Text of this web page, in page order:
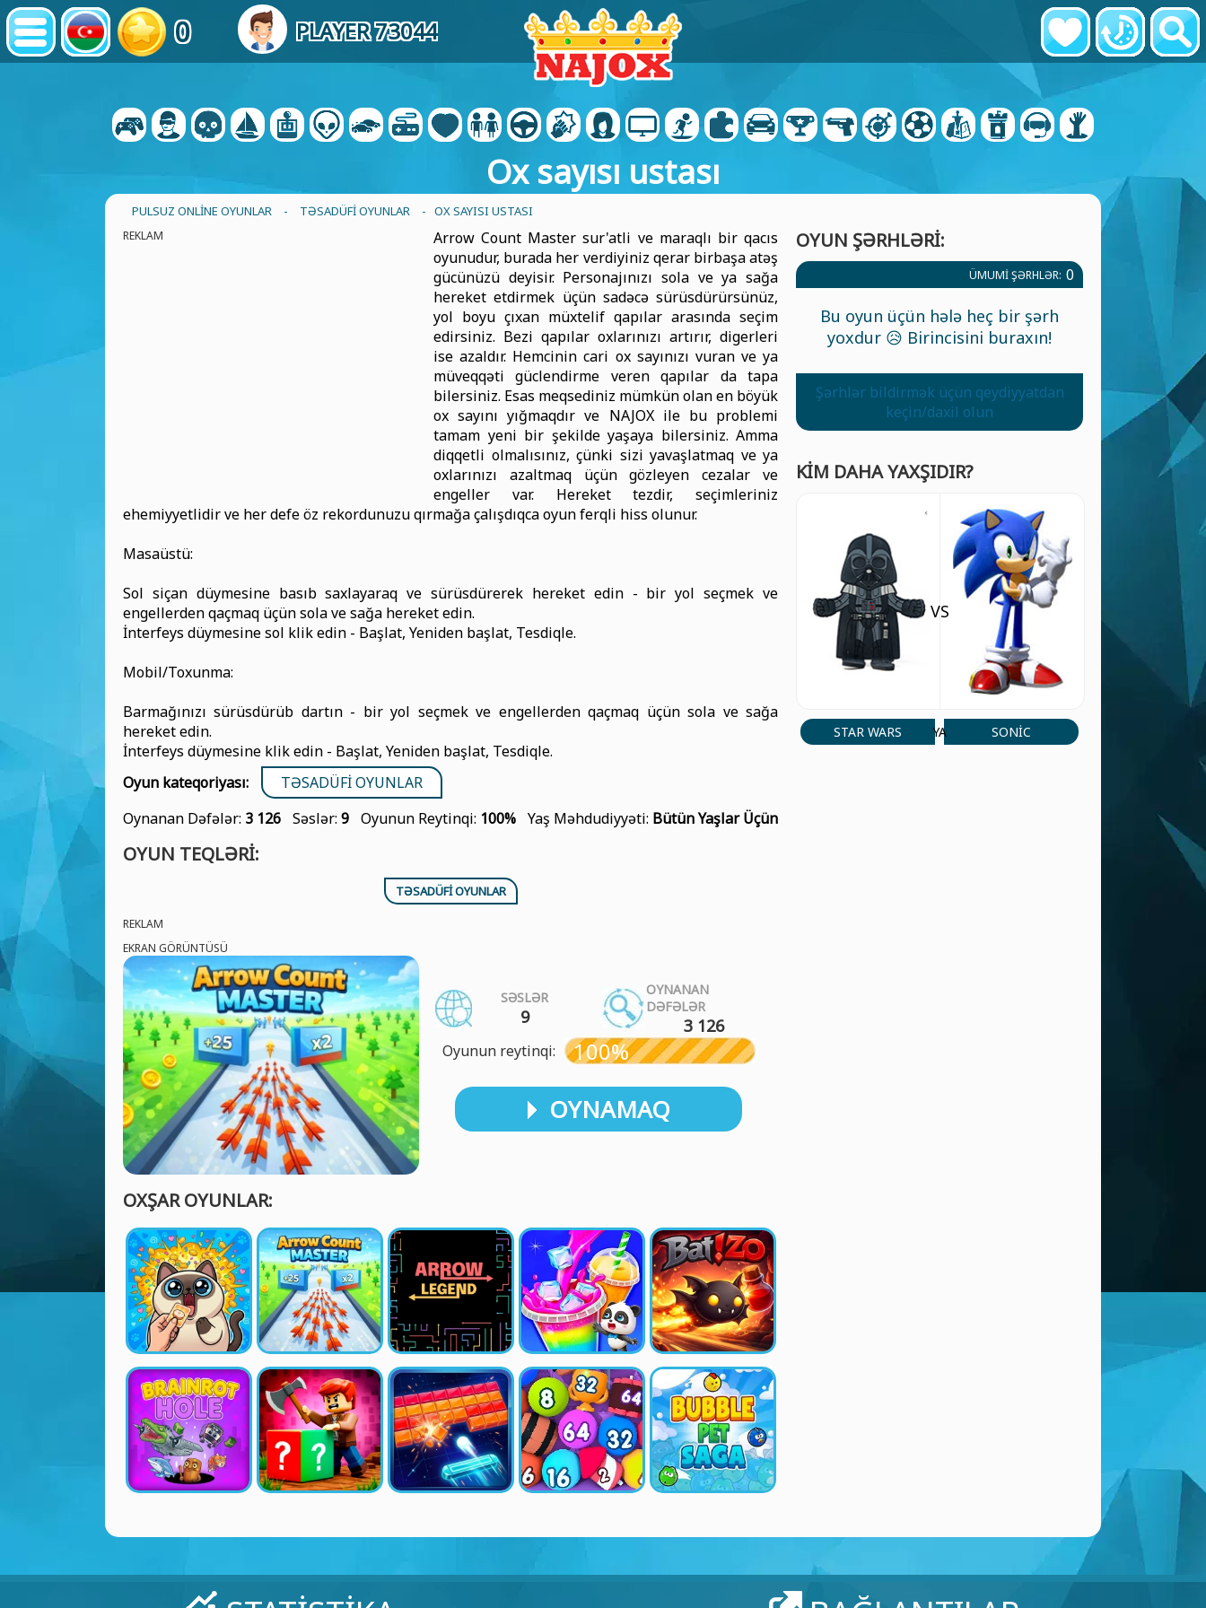
0 PLAYER 73044
Ox sayısı ustası
PULSUZ ONLINE OYUNLAR - TƏSADÜFI OYUNLAR - OX SAYISI USTASI
REKLAM
Arrow Count Master sur'atli ve maraqlı bir qacıs
oyunudur, burada her verdiyiniz qerar birbaşa atəş
gücünüzü deyisir. Personajınızı sola ve ya sağa
hereket etdirmek üçün sadəcə sürüsdürürsünüz,
yol boyu çıxan müxtelif qapılar arasında seçim
edirsiniz. Bezi qapılar oxlarınızı artırır, digerleri
ise azaldır. Hemcinin cari ox sayınızı vuran ve ya
müveqqəti güclendirme veren qapılar da tapa
bilersiniz. Esas meqsediniz mümkün olan en böyük
ox sayını yığmaqdır ve NAJOX ile bu problemi
tamam yeni bir şekilde yaşaya bilersiniz. Amma
diqqetli olmalısınız, çünki sizi yavaşlatmaq ve ya
oxlarınızı azaltmaq üçün gözleyen cezalar ve
engeller var. Hereket tezdir, seçimleriniz
ehemiyyetlidir ve her defe öz rekordunuzu qırmağa çalışdıqca oyun ferqli hiss olunur.
Masaüstü:
Sol siçan düymesine basıb saxlayaraq ve sürüsdürerek hereket edin - bir yol seçmek ve
engellerden qaçmaq üçün sola ve sağa hereket edin.
İnterfeys düymesine sol klik edin - Başlat, Yeniden başlat, Tesdiqle.
Mobil/Toxunma:
Barmağınızı sürüsdürüb dartın - bir yol seçmek ve engellerden qaçmaq üçün sola ve sağa
hereket edin.
İnterfeys düymesine klik edin - Başlat, Yeniden başlat, Tesdiqle.
Oyun kateqoriyası:
TƏSADÜFI OYUNLAR
Oynanan Dəfələr: 3 126 Səslər: 9 Oyunun Reytinqi: 100% Yaş Məhdudiyyəti: Bütün Yaşlar Üçün
OYUN TEQLƏRI:
TƏSADÜFI OYUNLAR
REKLAM
EKRAN GÖRÜNTÜSÜ
SƏSLƏR
9
OYNANAN
DƏFƏLƏR
3 126
Oyunun reytinqi: 100%
OYNAMAQ
OXŞAR OYUNLAR:
OYUN ŞƏRHLƏRI:
ÜMUMI ŞƏRHLƏR: 0
Bu oyun üçün hələ heç bir şərh
yoxdur 😥 Birincisini buraxın!
Şərhlər bildirmək üçün qeydiyyatdan
keçin/daxil olun
KIM DAHA YAXŞIDIR?
STAR WARS
VS
YA SONIC